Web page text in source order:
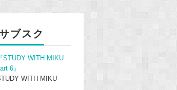
ブスク
『STUDY WITH MIKU
6』
WITH MIKU